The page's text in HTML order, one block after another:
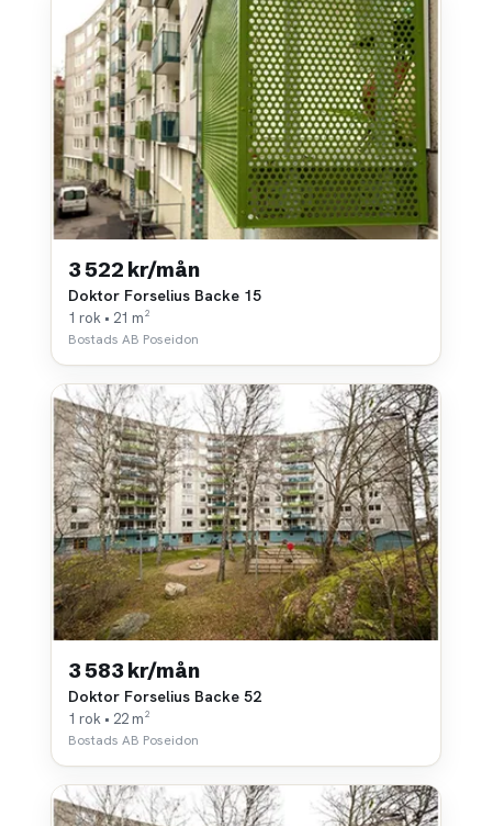
3 522 kr/mån
Doktor Forselius Backe 15
1 rok • 21 m²
Bostads AB Poseidon
3 583 kr/mån
Doktor Forselius Backe 52
1 rok • 22 m²
Bostads AB Poseidon